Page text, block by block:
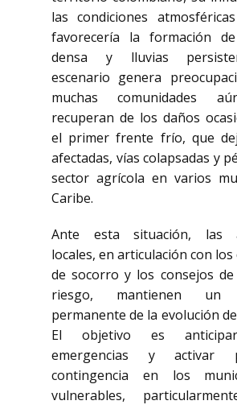
las condiciones
favorecería la formación
densa y lluvias
escenario genera
muchas comunidades
recuperan de los daños
el primer frente frío, que
afectadas, vías colapsadas y
sector agrícola en varios
Caribe.
Ante esta situación, las
locales, en articulación con
de socorro y los consejos
riesgo, mantienen un
permanente de la evolución
El objetivo es
emergencias y activar
contingencia en los
vulnerables,